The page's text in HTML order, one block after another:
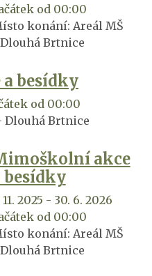
od 00:00
konání: Areál MŠ
Brtnice
besídky
od 00:00
Dlouhá Brtnice
akce
besídky
11. 2025 - 30. 6. 2026
od 00:00
konání: Areál MŠ
Brtnice